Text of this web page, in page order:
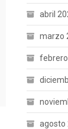
abril
marzo
agosto